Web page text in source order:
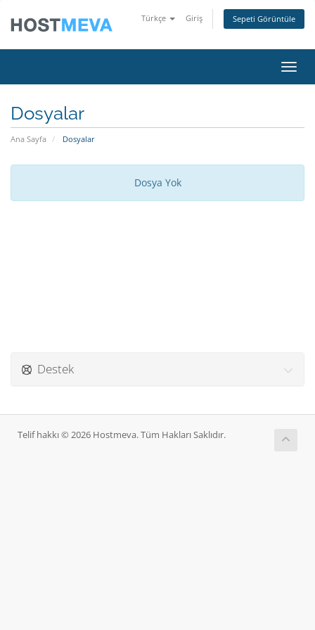
Türkçe Giriş Sepeti Görüntüle
Dosyalar
Ana Sayfa Dosyalar
Dosya Yok
Destek
Telif hakkı © 2026 Hostmeva. Tüm Hakları Saklıdır.